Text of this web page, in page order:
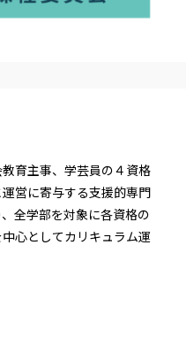
育主事、学芸員の４資格
営に寄与する支援的専門
全学部を対象に各資格の
心としてカリキュラム運